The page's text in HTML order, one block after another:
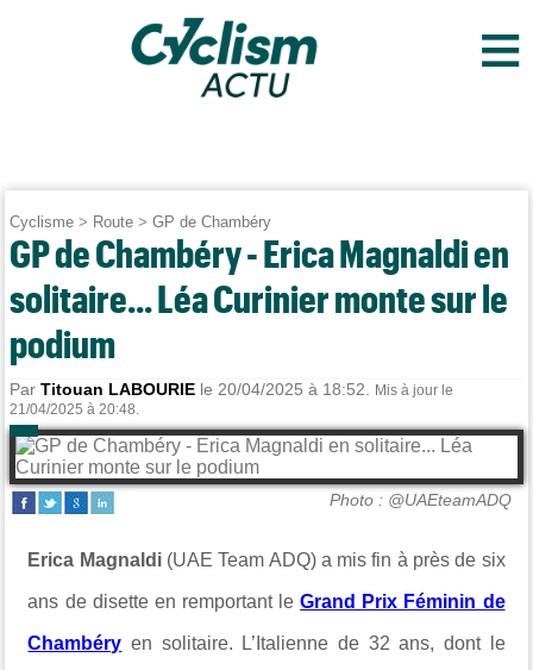
≡
Cyclisme > Route >GP de Chambéry
GP de Chambéry - Erica Magnaldi en
solitaire... Léa Curinier monte sur le
podium
ParTitouan LABOURIE le 20/04/2025 à 18:52.
Mis à jour le
21/04/2025 à 20:48.
Photo : @UAEteamADQ
Erica Magnaldi (UAE Team ADQ) a mis fin à près de six
ans de disette en remportant leGrand Prix Féminin de
Chambéry en solitaire. L’Italienne de 32 ans, dont le